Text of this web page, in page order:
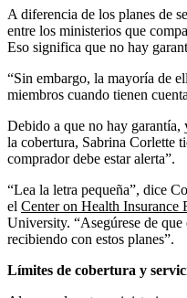
A diferencia de los planes de
entre los ministerios que
Eso significa que no hay
“Sin embargo, la mayoría de
miembros cuando tienen
Debido a que no hay
la cobertura, Sabrina Corlette
comprador debe estar alerta”.
“Lea la letra pequeña”, dice
el Center on Health Insurance
University. “Asegúrese de que
recibiendo con estos planes”.
Límites de cobertura y